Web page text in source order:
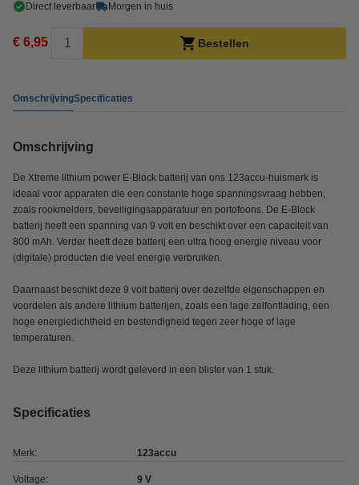
Direct leverbaar Morgen in huis
€ 6,95 Bestellen
OmschrijvingSpecificaties
Omschrijving
De Xtreme lithium power E-Block batterij van ons 123accu-huismerk is
ideaal voor apparaten die een constante hoge spanningsvraag hebben,
zoals rookmelders, beveiligingsapparatuur en portofoons. De E-Block
batterij heeft een spanning van 9 volt en beschikt over een capaciteit van
800 mAh. Verder heeft deze batterij een ultra hoog energie niveau voor
(digitale) producten die veel energie verbruiken.
Daarnaast beschikt deze 9 volt batterij over dezelfde eigenschappen en
voordelen als andere lithium batterijen, zoals een lage zelfontlading, een
hoge energiedichtheid en bestendigheid tegen zeer hoge of lage
temperaturen.
Deze lithium batterij wordt geleverd in een blister van 1 stuk.
Specificaties
Merk: 123accu
Voltage: 9 V